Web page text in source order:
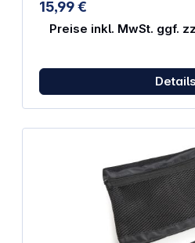
15,99 €
Preise inkl. MwSt. ggf.
Details